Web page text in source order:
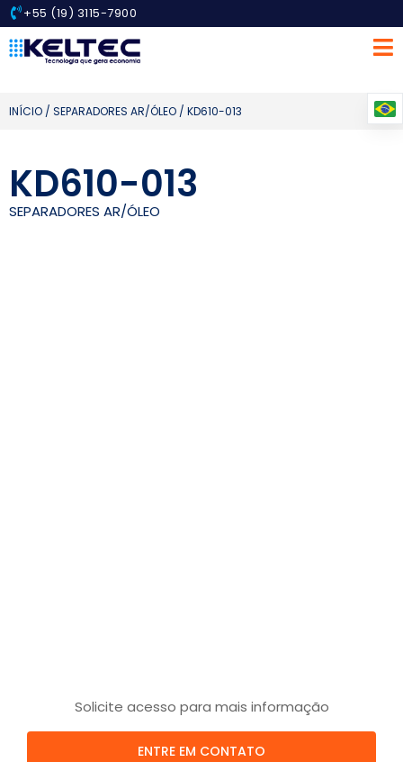
+55 (19) 3115-7900
INÍCIO / SEPARADORES AR/ÓLEO / KD610-013
KD610-013
SEPARADORES AR/ÓLEO
Solicite acesso para mais informação
ENTRE EM CONTATO